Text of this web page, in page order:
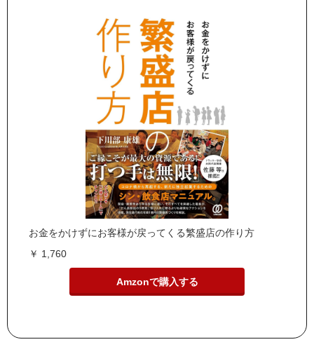
お金をかけずにお客様が戻ってくる繁盛店の作り方
￥ 1,760
Amzonで購入する